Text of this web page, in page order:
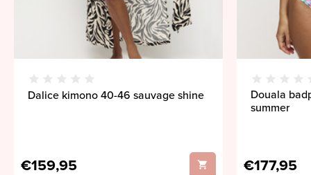
Dalice kimono 40-46 sauvage shine
€159,95
Douala
summer
€177,95